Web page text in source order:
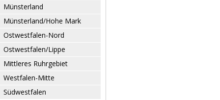
Münsterland
Münsterland/Hohe Mark
Ostwestfalen-Nord
Ostwestfalen/Lippe
Mittleres Ruhrgebiet
Westfalen-Mitte
Südwestfalen